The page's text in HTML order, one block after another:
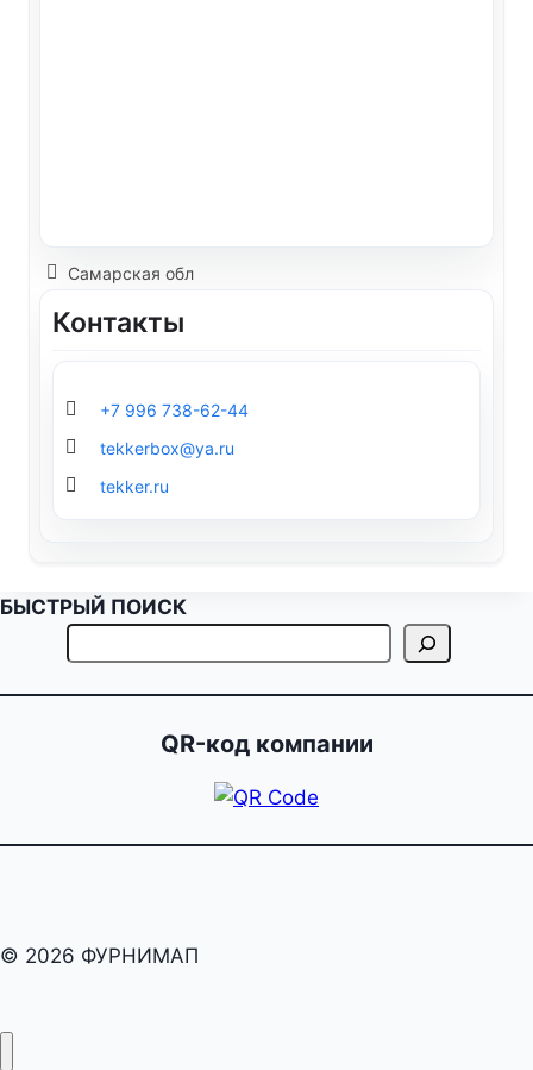
Самарская обл
Контакты
+7 996 738-62-44
tekkerbox@ya.ru
tekker.ru
БЫСТРЫЙ ПОИСК
QR-код компании
© 2026 ФУРНИМАП